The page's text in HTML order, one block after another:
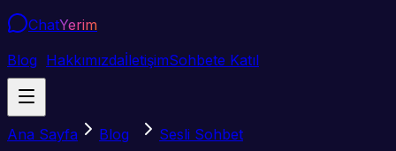
ChatYerim
Blog HakkımızdaİletişimSohbete Katıl
Ana Sayfa Blog
Sesli Sohbet